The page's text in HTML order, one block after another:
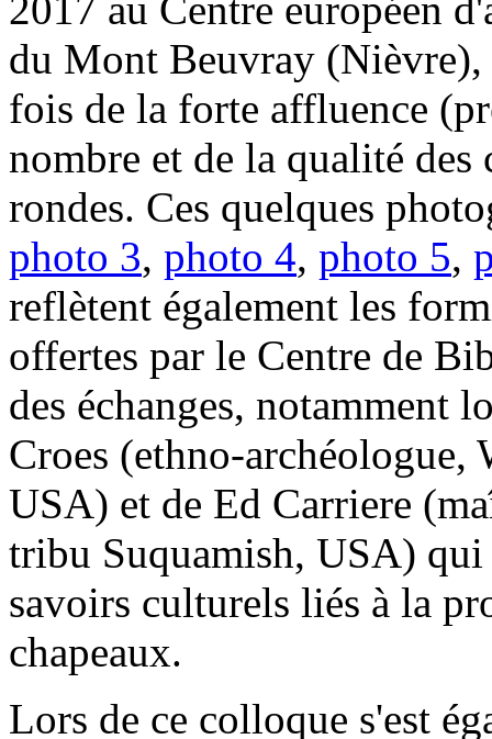
du Mont Beuvray (Nièvre),
fois de la forte affluence
nombre et de la qualité des
rondes. Ces quelques
photo 3, photo 4, photo 5,
reflètent également les
offertes par le Centre de
des échanges, notamment
Croes (ethno-
USA) et de Ed Carriere
tribu Suquamish, USA) qui
savoirs culturels liés à la
chapeaux.
Lors de ce colloque s'est